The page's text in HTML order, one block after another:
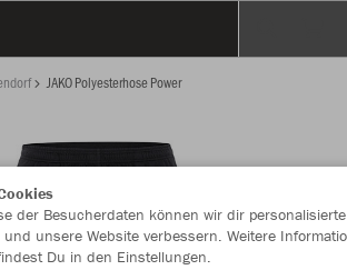
JAKO Polyesterhose Power
der Besucherdaten können wir dir personalisierte
und unsere Website verbessern. Weitere
Du in den Einstellungen.